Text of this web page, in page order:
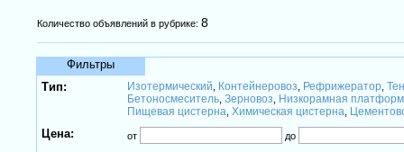
Количество объявлений в рубрике: 8
Фильтры
Тип:
Изотермический Контейнеровоз Рефрижератор,
Бетоносмеситель, Зерновоз
Низкорамная
Пищевая цистерна Химическая цистерна
Цена: от до